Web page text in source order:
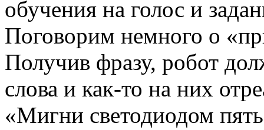
обучения на голос и
Поговорим немного о
Получив фразу, робот
слова и как-то на них
«Мигни светодиодом